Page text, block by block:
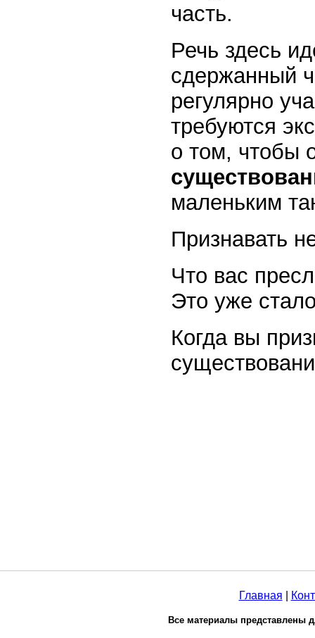
часть.
Речь здесь
сдержанный
регулярно
требуются
о том, чтобы
маленьким
Признавать
Что вас
Это уже
Когда вы
Главная
Все материалы представлены